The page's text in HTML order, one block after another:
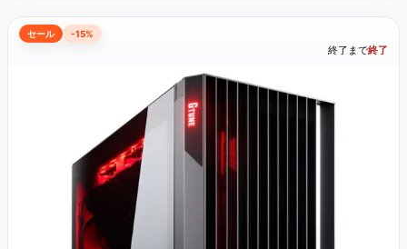
セール -15%
終了まで終了